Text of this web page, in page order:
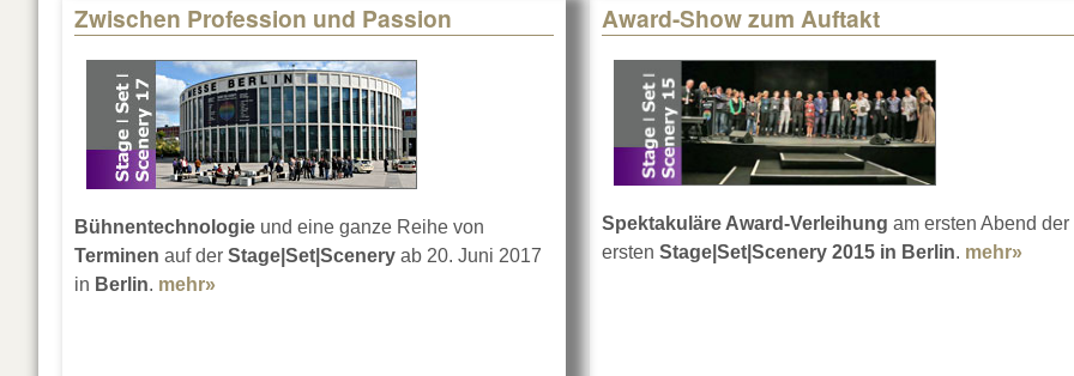
Zwischen Profession und Passion
Bühnentechnologie und eine ganze Reihe von
Terminen auf der Stage|Set|Scenery ab 20. Juni 2017
in Berlin. mehr»
Award-Show zum Auftakt
Spektakuläre Award-Verleihung am ersten Abend der
ersten Stage|Set|Scenery 2015 in Berlin. mehr»